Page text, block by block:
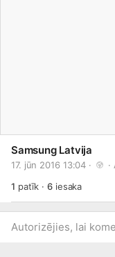
Samsung Latvija
17. jūn 2016 13:04 · ·
1 patīk ·6iesaka
Autorizējies, lai